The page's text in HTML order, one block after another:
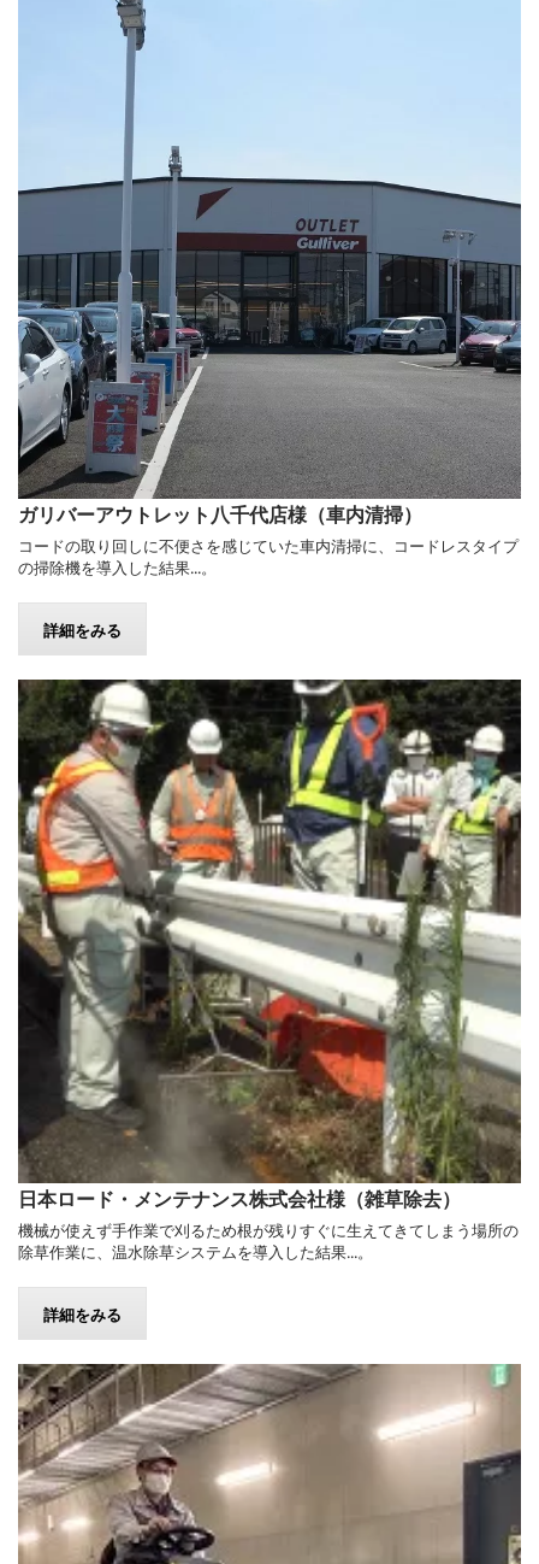
ガリバーアウトレット八千代店様（車内清掃）
コードの取り回しに不便さを感じていた車内清掃に、コードレスタイプ
の掃除機を導入した結果...。
詳細をみる
日本ロード・メンテナンス株式会社様（雑草除去）
機械が使えず手作業で刈るため根が残りすぐに生えてきてしまう場所の
除草作業に、温水除草システムを導入した結果...。
詳細をみる